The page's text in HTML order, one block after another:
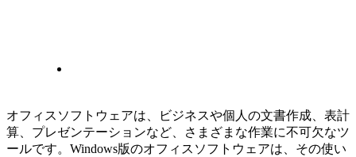
オフィスソフトウェアは、ビジネスや個人の文書作成、表計
算、プレゼンテーションなど、さまざまな作業に不可欠なツ
ールです。Windows版のオフィスソフトウェアは、その使い